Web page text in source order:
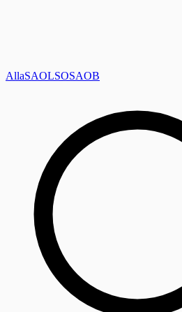
AllaSAOLSOSAOB